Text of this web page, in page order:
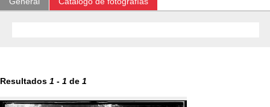
Resultados 1 - 1 de 1